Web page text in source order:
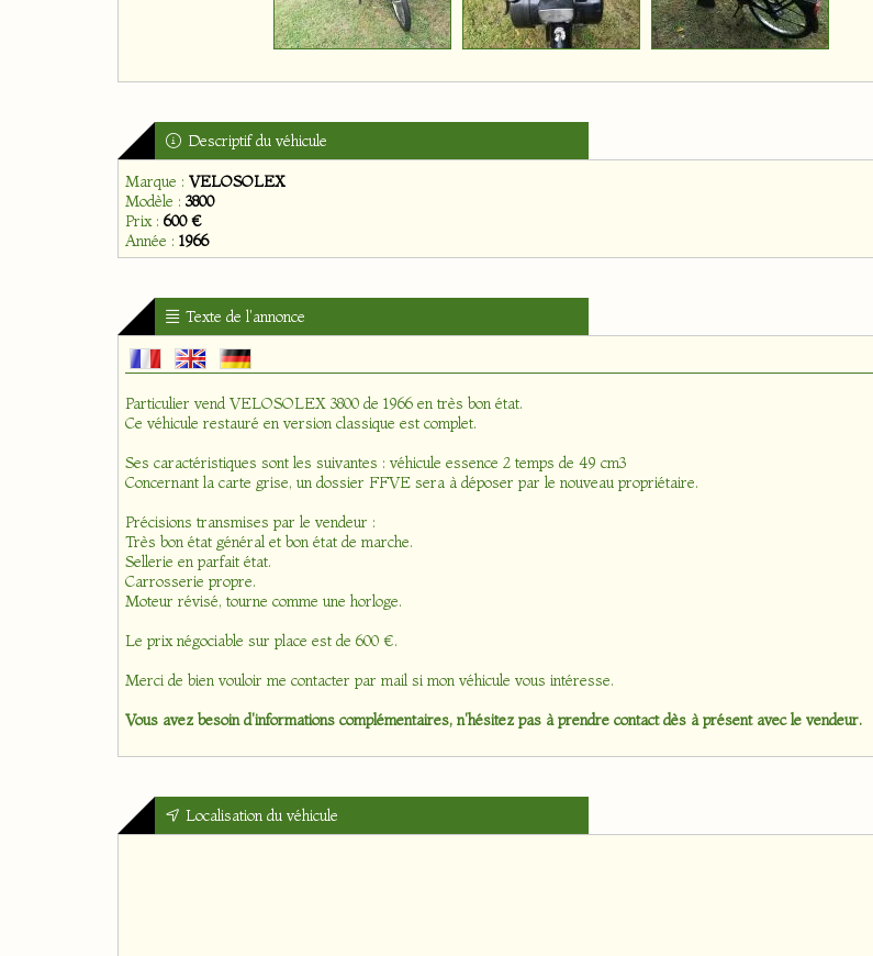
Descriptif du véhicule
Marque : VELOSOLEX
Modèle : 3800
Prix : 600 €
Année : 1966
Texte de l'annonce
Particulier vend VELOSOLEX 3800 de 1966 en très bon état.
Ce véhicule restauré en version classique est complet.
Ses caractéristiques sont les suivantes : véhicule essence 2 temps de 49 cm3
Concernant la carte grise, un dossier FFVE sera à déposer par le nouveau propriétaire.
Précisions transmises par le vendeur :
Très bon état général et bon état de marche.
Sellerie en parfait état.
Carrosserie propre.
Moteur révisé, tourne comme une horloge.
Le prix négociable sur place est de 600 €.
Merci de bien vouloir me contacter par mail si mon véhicule vous intéresse.
Vous avez besoin d'informations complémentaires, n'hésitez pas à prendre contact dès à présent avec le vendeur.
Localisation du véhicule